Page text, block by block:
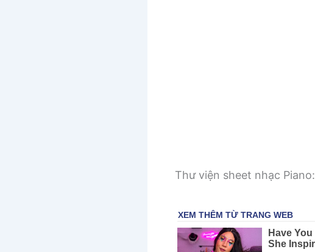
Thư viện sheet nhạc Piano: